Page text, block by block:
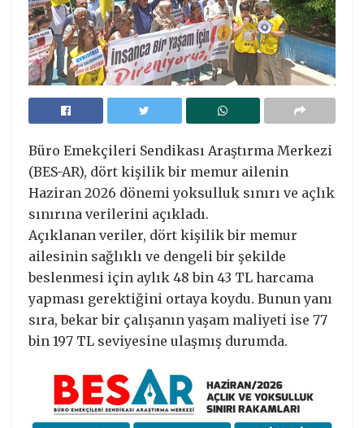
Büro Emekçileri Sendikası Araştırma Merkezi
(BES-AR), dört kişilik bir memur ailenin
Haziran 2026 dönemi yoksulluk sınırı ve açlık
sınırına verilerini açıkladı.
Açıklanan veriler, dört kişilik bir memur
ailesinin sağlıklı ve dengeli bir şekilde
beslenmesi için aylık 48 bin 43 TL harcama
yapması gerektiğini ortaya koydu. Bunun yanı
sıra, bekar bir çalışanın yaşam maliyeti ise 77
bin 197 TL seviyesine ulaşmış durumda.